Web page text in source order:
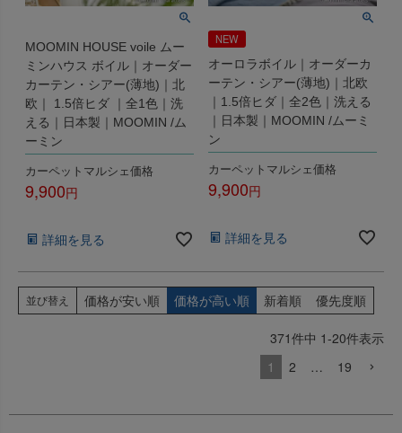
MOOMIN HOUSE voile ムー
ミンハウス ボイル｜オーダー
カーテン・シアー(薄地)｜北
欧｜ 1.5倍ヒダ ｜全1色｜洗
える｜日本製｜MOOMIN /ム
ーミン
カーペットマルシェ価格
9,900
詳細を見る
NEW
オーロラボイル｜オーダーカ
ーテン・シアー(薄地)｜北欧
｜1.5倍ヒダ｜全2色｜洗える
｜日本製｜MOOMIN /ムーミ
ン
カーペットマルシェ価格
9,900
詳細を見る
並び替え 価格が安い順 価格が高い順 新着順 優先度順
371件中 1-20件表示
1
2 … 19